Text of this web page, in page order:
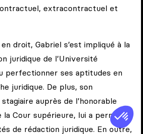
extracontractuel et
droit, Gabriel s’est impliqué à la
juridique de l’Université
perfectionner ses aptitudes en
juridique. De plus, son
auprès de l’honorable
la Cour supérieure, lui a permis
de rédaction juridique. En outre,